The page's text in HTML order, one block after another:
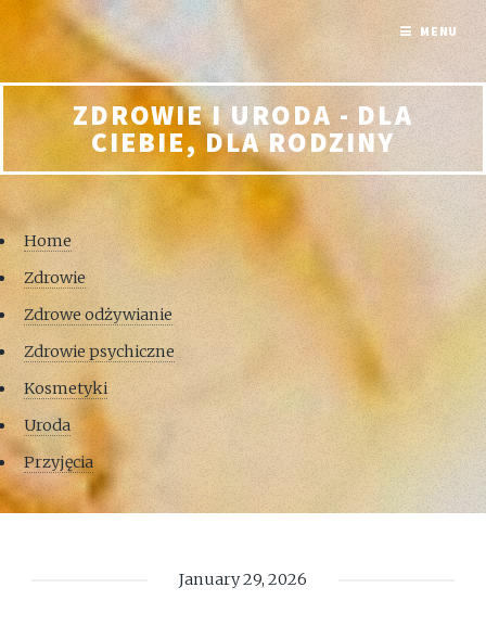
ZDROWIE I URODA - DLA
CIEBIE, DLA RODZINY
Home
Zdrowie
Zdrowe odżywianie
Zdrowie psychiczne
Kosmetyki
Uroda
Przyjęcia
January 29, 2026
MENU